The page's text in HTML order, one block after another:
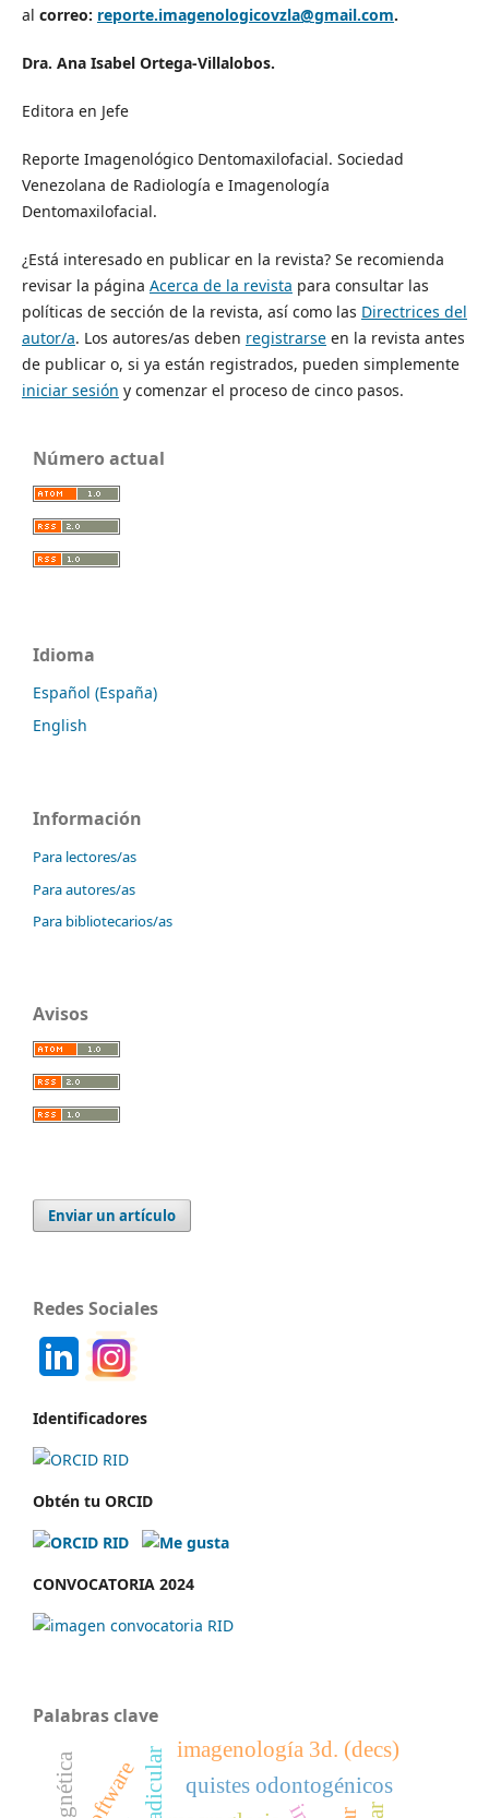
al correo: reporte.imagenologicovzla@gmail.com.
Dra. Ana Isabel Ortega-Villalobos.
Editora en Jefe
Reporte Imagenológico Dentomaxilofacial. Sociedad
Venezolana de Radiología e Imagenología
Dentomaxilofacial.
¿Está interesado en publicar en la revista? Se recomienda
revisar la página Acerca de la revista para consultar las
políticas de sección de la revista, así como las Directrices del
autor/a. Los autores/as deben registrarseen la revista antes
de publicar o, si ya están registrados, pueden simplemente
iniciar sesión y comenzar el proceso de cinco pasos.
Número actual
Idioma
Español (España)
English
Información
Para lectores/as
Para autores/as
Para bibliotecarios/as
Avisos
Enviar un artículo
Redes Sociales
Identificadores
Obtén tu ORCID
CONVOCATORIA 2024
Palabras clave
quistes odontogénicos
imagenología 3d. (decs)
software